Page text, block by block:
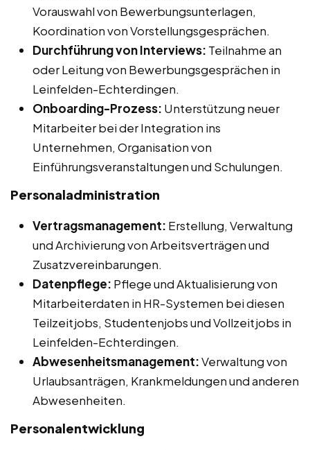
Vorauswahl von Bewerbungsunterlagen,
Koordination von Vorstellungsgesprächen.
Durchführung von Interviews: Teilnahme an
oder Leitung von Bewerbungsgesprächen in
Leinfelden-Echterdingen.
Onboarding-Prozess: Unterstützung neuer
Mitarbeiter bei der Integration ins
Unternehmen, Organisation von
Einführungsveranstaltungen und Schulungen.
Personaladministration
Vertragsmanagement: Erstellung, Verwaltung
und Archivierung von Arbeitsverträgen und
Zusatzvereinbarungen.
Datenpflege: Pflege und Aktualisierung von
Mitarbeiterdaten in HR-Systemen bei diesen
Teilzeitjobs, Studentenjobs und Vollzeitjobs in
Leinfelden-Echterdingen.
Abwesenheitsmanagement:Verwaltung von
Urlaubsanträgen, Krankmeldungen und anderen
Abwesenheiten.
Personalentwicklung